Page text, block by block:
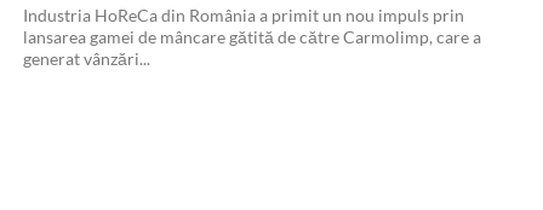
Industria HoReCa din România a primit un nou impuls prin
lansarea gamei de mâncare gătită de către Carmolimp, care a
generat vânzări...